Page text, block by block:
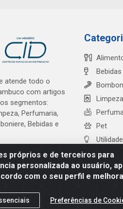
próprios e de terceiros para
personalizada ao usuário,
com o seu perfil e
Preferências de
atende todo o
com artigos
segmentos:
Perfumaria,
Bebidas e
Bebidas
Limpeza
Pet
Cardeal Distribuidora - Estrada